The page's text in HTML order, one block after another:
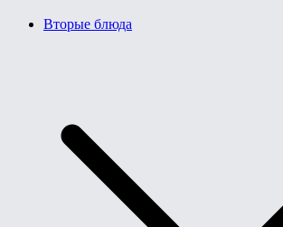
Вторые блюда